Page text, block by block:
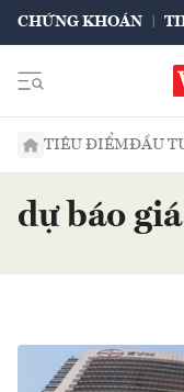
CHỨNG KHOÁN
TIÊU ĐIỂMĐẦU
dự báo